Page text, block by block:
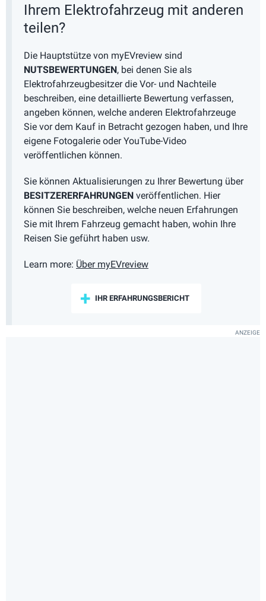
Ihrem Elektrofahrzeug mit anderen
teilen?
Die Hauptstütze von myEVreview sind
NUTSBEWERTUNGEN, bei denen Sie als
Elektrofahrzeugbesitzer die Vor- und Nachteile
beschreiben, eine detaillierte Bewertung verfassen,
angeben können, welche anderen Elektrofahrzeuge
Sie vor dem Kauf in Betracht gezogen haben, und Ihre
eigene Fotogalerie oder YouTube-Video
veröffentlichen können.
Sie können Aktualisierungen zu Ihrer Bewertung über
BESITZERERFAHRUNGEN veröffentlichen. Hier
können Sie beschreiben, welche neuen Erfahrungen
Sie mit Ihrem Fahrzeug gemacht haben, wohin Ihre
Reisen Sie geführt haben usw.
Learn more: Über myEVreview
IHR ERFAHRUNGSBERICHT